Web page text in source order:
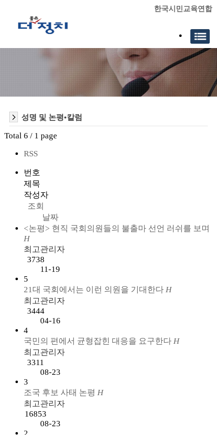
한국시민교육연합
성명 및 논평•칼럼
Total 6 /1 page
RSS
번호
제목
작성자
조회
날짜
<논평> 현직 국회의원들의 불출마 선언 러쉬를 보며
H
최고관리자
3738
11-19
5
21대 국회에서는 이런 의원을 기대한다 H
최고관리자
3444
04-16
4
국민의 편에서 균형잡힌 대응을 요구한다 H
최고관리자
3311
08-23
3
조국 후보 사태 논평 H
최고관리자
16853
08-23
2